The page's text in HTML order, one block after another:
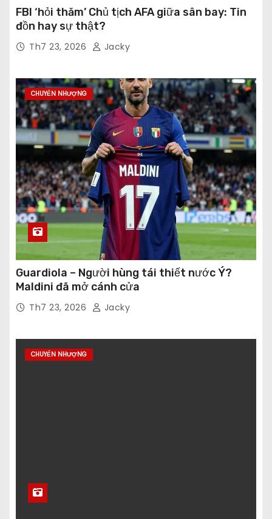
FBI ‘hỏi thăm’ Chủ tịch AFA giữa sân bay: Tin
đồn hay sự thật?
Th7 23, 2026 Jacky
CHUYỂN NHƯỢNG
Guardiola – Người hùng tái thiết nước Ý?
Maldini đã mở cánh cửa
Th7 23, 2026 Jacky
CHUYỂN NHƯỢNG